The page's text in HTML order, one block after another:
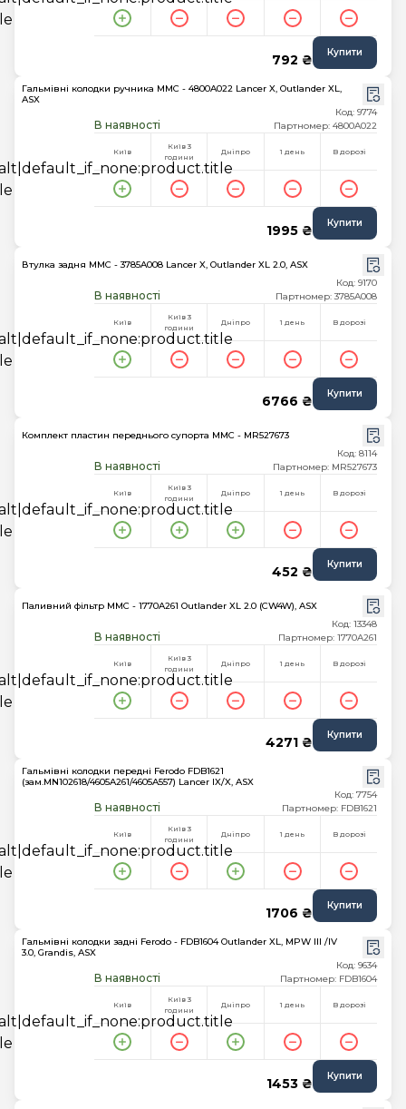
792 ₴ Купити
Гальмівні колодки ручника MMC - 4800A022 Lancer X, Outlander XL,
ASX
В наявності
Код: 9774
Партномер: 4800A022
Київ
Київ 3
години
Дніпро 1 день В дорозі
1995 ₴ Купити
Втулка задня MMC - 3785A008 Lancer X, Outlander XL 2.0, ASX
В наявності
Код: 9170
Партномер: 3785A008
Київ
Київ 3
години
Дніпро 1 день В дорозі
6766 ₴ Купити
Комплект пластин переднього супорта MMC - MR527673
В наявності
Код: 8114
Партномер: MR527673
Київ
Київ 3
години
Дніпро 1 день В дорозі
452 ₴ Купити
Паливний фільтр MMC - 1770A261 Outlander XL 2.0 (CW4W), ASX
В наявності
Код: 13348
Партномер: 1770A261
Київ
Київ 3
години
Дніпро 1 день В дорозі
4271 ₴ Купити
Гальмівні колодки передні Ferodo FDB1621
(зам.MN102618/4605A261/4605A557) Lancer IX/X, ASX
В наявності
Код: 7754
Партномер: FDB1621
Київ
Київ 3
години
Дніпро 1 день В дорозі
1706 ₴ Купити
Гальмівні колодки задні Ferodo - FDB1604 Outlander XL, MPW III /IV
3.0, Grandis, ASX
В наявності
Код: 9634
Партномер: FDB1604
Київ
Київ 3
години
Дніпро 1 день В дорозі
1453 ₴ Купити